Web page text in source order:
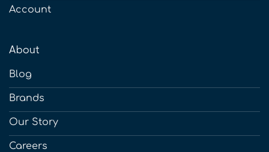
Account
About
Blog
Brands
Our Story
Careers